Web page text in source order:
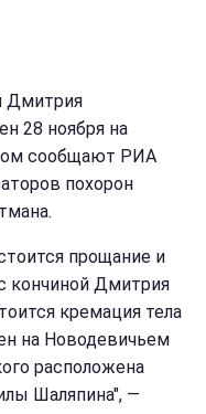
Дмитрия
28 ноября на
сообщают РИА
похорон
прощание и
кончиной Дмитрия
кремация тела
на Новодевичьем
расположена
Шаляпина", —